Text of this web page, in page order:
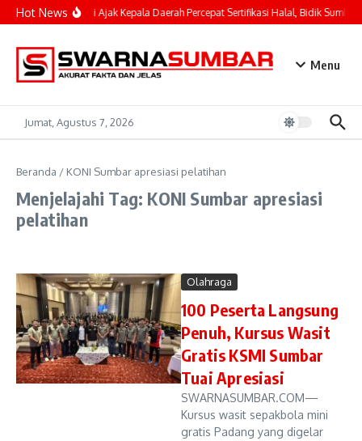
Lewati ke konten
Hot NewsMahyeldi Ajak Kepala Daerah Percepat Sertifikasi Halal, Bidik Sumbar
Menu
Jumat, Agustus 7, 2026
Beranda / KONI Sumbar apresiasi pelatihan
Menjelajahi Tag: KONI Sumbar apresiasi
pelatihan
Olahraga
100 Peserta Langsung
Penuh, Kursus Wasit
Gratis KSMI Sumbar
Tuai Apresiasi
SWARNASUMBAR.COM—
Kursus wasit sepakbola mini
gratis Padang yang digelar